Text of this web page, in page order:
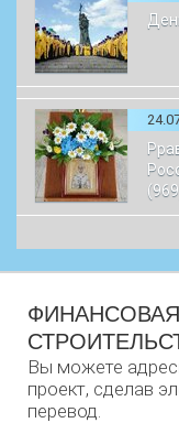
Вы можете
проект, сделав
перевод.